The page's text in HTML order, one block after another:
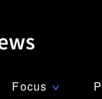
Focus ∨